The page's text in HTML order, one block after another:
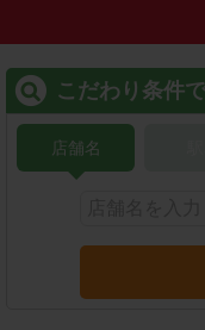
こだわり条件
店舗名